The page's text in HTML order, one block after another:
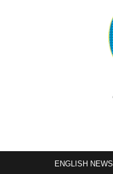
ENGLISH NEWS